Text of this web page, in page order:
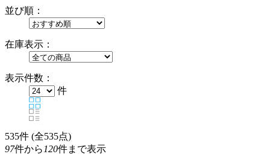
並び順：
在庫表示：
表示件数：
件
535件 (全535点)
97件から 120件まで表示